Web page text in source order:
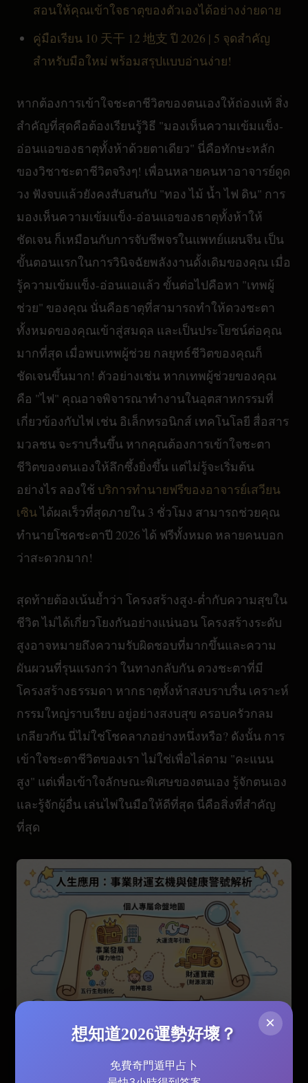
สอนให้คุณเข้าใจธาตุของตัวเองได้อย่างง่ายดาย
คู่มือเรียน 10 天干 12 地支 ปี 2026 | 5 จุดสำคัญ
สำหรับมือใหม่ พร้อมสรุปแบบอ่านง่าย!
หากต้องการเข้าใจชะตาชีวิตของตนเองให้ถ่องแท้ สิ่ง
สำคัญที่สุดคือต้องเรียนรู้วิธี "มองเห็นความเข้มแข็ง-
อ่อนแอของธาตุทั้งห้าด้วยตาเดียว" นี่คือทักษะหลัก
ของวิชาชะตาชีวิตจริงๆ! เพื่อนหลายคนหาอาจารย์ดูด
วง ฟังจบแล้วยังคงสับสนกับ "ทอง ไม้ น้ำ ไฟ ดิน" การ
มองเห็นความเข้มแข็ง-อ่อนแอของธาตุทั้งห้าให้
ชัดเจน ก็เหมือนกับการจับชีพจรในแพทย์แผนจีน เป็น
ขั้นตอนแรกในการวินิจฉัยพลังงานดั้งเดิมของคุณ เมื่อ
รู้ความเข้มแข็ง-อ่อนแอแล้ว ขั้นต่อไปคือหา "เทพผู้
ช่วย" ของคุณ นั่นคือธาตุที่สามารถทำให้ดวงชะตา
ทั้งหมดของคุณเข้าสู่สมดุล และเป็นประโยชน์ต่อคุณ
มากที่สุด เมื่อพบเทพผู้ช่วย กลยุทธ์ชีวิตของคุณก็
ชัดเจนขึ้นมาก! ตัวอย่างเช่น หากเทพผู้ช่วยของคุณ
คือ "ไฟ" คุณอาจพิจารณาทำงานในอุตสาหกรรมที่
เกี่ยวข้องกับไฟ เช่น อิเล็กทรอนิกส์ เทคโนโลยี สื่อสาร
มวลชน จะราบรื่นขึ้น หากคุณต้องการเข้าใจชะตา
ชีวิตของตนเองให้ลึกซึ้งยิ่งขึ้น แต่ไม่รู้จะเริ่มต้น
อย่างไร ลองใช้ บริการทำนายฟรีของอาจารย์เสวียน
เซินได้ผลเร็วที่สุดภายใน 3 ชั่วโมง สามารถช่วยคุณ
ทำนายโชคชะตาปี 2026 ได้ ฟรีทั้งหมด หลายคนบอก
ว่าสะดวกมาก!
สุดท้ายต้องเน้นย้ำว่า โครงสร้างสูง-ต่ำกับความสุขใน
ชีวิต ไม่ได้เกี่ยวโยงกันอย่างแน่นอน โครงสร้างระดับ
สูงอาจหมายถึงความรับผิดชอบที่มากขึ้นและความ
ผันผวนที่รุนแรงกว่า ในทางกลับกัน ดวงชะตาที่มี
โครงสร้างธรรมดา หากธาตุทั้งห้าสงบราบรื่น เคราะห์
กรรมใหญ่ราบเรียบ อยู่อย่างสงบสุข ครอบครัวกลม
เกลียวกัน นี่ไม่ใช่โชคลาภอย่างหนึ่งหรือ? ดังนั้น การ
เข้าใจชะตาชีวิตของเรา ไม่ใช่เพื่อไล่ตาม "คะแนน
สูง" แต่เพื่อเข้าใจลักษณะพิเศษของตนเอง รู้จักตนเอง
และรู้จักผู้อื่น เล่นไพ่ในมือให้ดีที่สุด นี่คือสิ่งที่สำคัญ
ที่สุด
×
想知道2026運勢好壞？
免費奇門遁甲占卜